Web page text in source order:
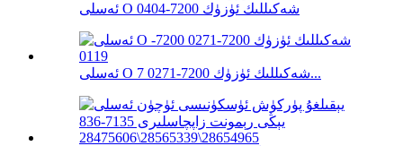
ئەسلى O شەكىللىك ئۈزۈك 7200-0404
ئەسلى O شەكىللىك ئۈزۈك 7200-0271 7...